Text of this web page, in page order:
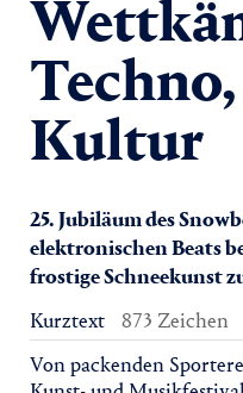
Kultur
25. Jubiläum des
elektronischen Beats
frostige Schneekunst
Kurztext
873 Zeichen
Von packenden